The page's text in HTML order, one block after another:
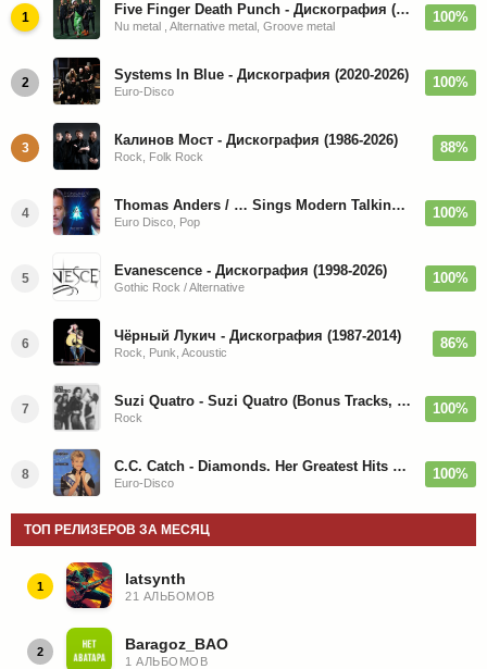
1 Five Finger Death Punch - Дискография (2008-2026)
Nu metal , Alternative metal, Groove metal
100%
2 Systems In Blue - Дискография (2020-2026)
Euro-Disco
100%
3 Калинов Мост - Дискография (1986-2026)
Rock, Folk Rock
88%
4 Thomas Anders / … Sings Modern Talking: The Best hi-res
Euro Disco, Pop
100%
5 Evanescence - Дискография (1998-2026)
Gothic Rock / Alternative
100%
6 Чёрный Лукич - Дискография (1987-2014)
Rock, Punk, Acoustic
86%
7 Suzi Quatro - Suzi Quatro (Bonus Tracks, Remaster) 1973/2022
Rock
100%
8 C.C. Catch - Diamonds. Her Greatest Hits 1988
Euro-Disco
100%
ТОП РЕЛИЗЕРОВ ЗА МЕСЯЦ
1 latsynth
21 АЛЬБОМОВ
2 Baragoz_BAO
1 АЛЬБОМОВ